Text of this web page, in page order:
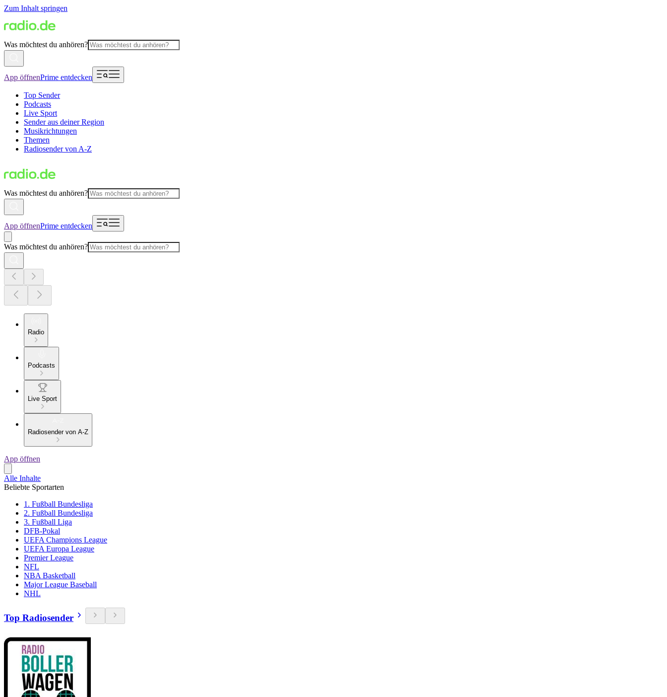
Zum Inhalt springen
Was möchtest du anhören?
App öffnenPrime entdecken
Top Sender
Podcasts
Live Sport
Sender aus deiner Region
Musikrichtungen
Themen
Radiosender von A-Z
Was möchtest du anhören?
App öffnenPrime entdecken
Was möchtest du anhören?
Radio
Podcasts
Live Sport
Radiosender von A-Z
App öffnen
Alle Inhalte
Beliebte Sportarten
1. Fußball Bundesliga
2. Fußball Bundesliga
3. Fußball Liga
DFB-Pokal
UEFA Champions League
UEFA Europa League
Premier League
NFL
NBA Basketball
Major League Baseball
NHL
Top Radiosender